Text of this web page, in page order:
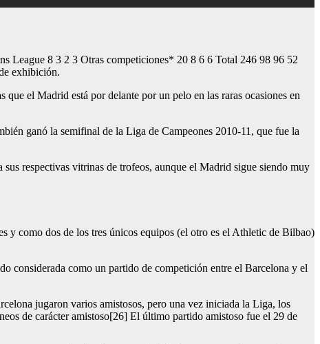
League 8 3 2 3 Otras competiciones* 20 8 6 6 Total 246 98 96 52
exhibición.
el Madrid está por delante por un pelo en las raras ocasiones en
ganó la semifinal de la Liga de Campeones 2010-11, que fue la
respectivas vitrinas de trofeos, aunque el Madrid sigue siendo muy
y como dos de los tres únicos equipos (el otro es el Athletic de Bilbao)
considerada como un partido de competición entre el Barcelona y el
jugaron varios amistosos, pero una vez iniciada la Liga, los
de carácter amistoso[26] El último partido amistoso fue el 29 de